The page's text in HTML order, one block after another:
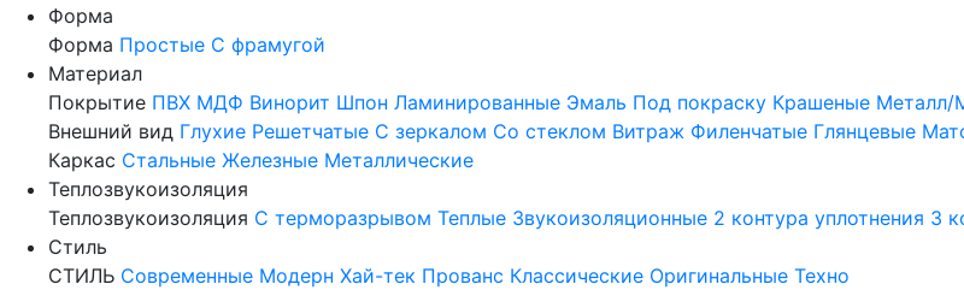
Форма
Форма Простые С фрамугой
Материал
Покрытие ПВХ МДФ Винорит Шпон Ламинированные Эмаль Под покраску Крашеные
Внешний вид Глухие Решетчатые С зеркалом Со стеклом Витраж Филенчатые Глянцевые
Каркас Стальные Железные Металлические
Теплозвукоизоляция
Теплозвукоизоляция С терморазрывом Теплые Звукоизоляционные 2 контура уплотнения 3
Стиль
СТИЛЬ Современные Модерн Хай-тек Прованс Классические Оригинальные Техно